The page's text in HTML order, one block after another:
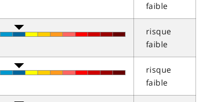
faible
risque
faible
risque
faible